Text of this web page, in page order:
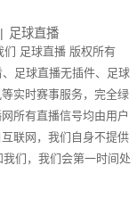
足球直播
们 足球直播版权所有
足球直播无插件、足球
实时赛事服务，完全绿
所有直播信号均由用户
联网，我们自身不提供
们，我们会第一时间处